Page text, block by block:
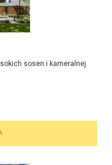
sosen i kameralnej